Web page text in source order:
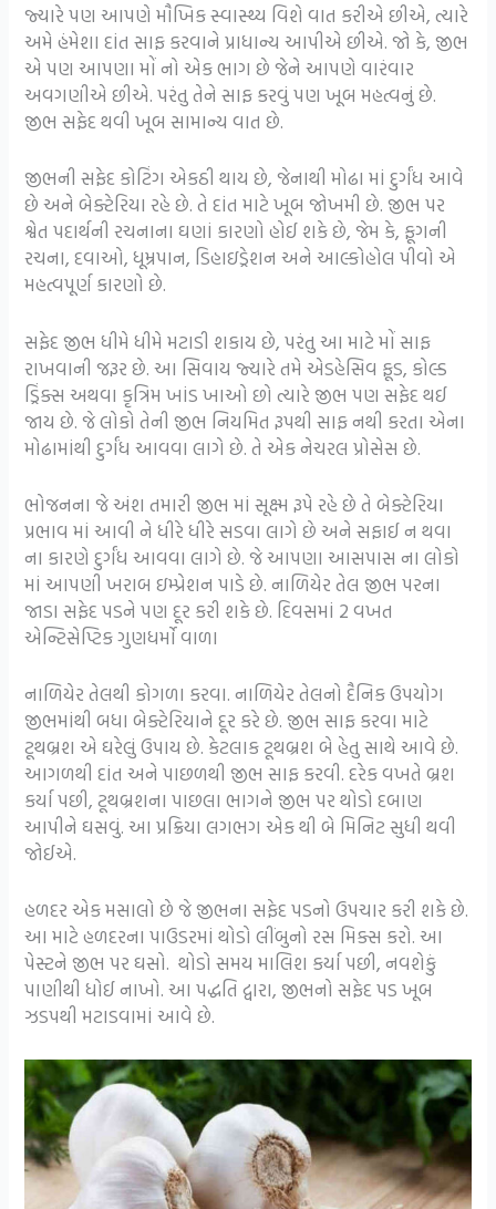
જ્યારે પણ આપણે મૌખિક સ્વાસ્થ્ય વિશે વાત કરીએ છીએ, ત્યારે
અમે હંમેશા દાંત સાફ કરવાને પ્રાધાન્ય આપીએ છીએ. જો કે, જીભ
એ પણ આપણા મોં નો એક ભાગ છે જેને આપણે વારંવાર
અવગણીએ છીએ. પરંતુ તેને સાફ કરવું પણ ખૂબ મહત્વનું છે.
જીભ સફેદ થવી ખૂબ સામાન્ય વાત છે.
જીભની સફેદ કોટિંગ એકઠી થાય છે, જેનાથી મોઢા માં દુર્ગંધ આવે
છે અને બેક્ટેરિયા રહે છે. તે દાંત માટે ખૂબ જોખમી છે. જીભ પર
શ્વેત પદાર્થની રચનાના ઘણાં કારણો હોઈ શકે છે, જેમ કે, ફૂગની
રચના, દવાઓ, ધૂમ્રપાન, ડિહાઇડ્રેશન અને આલ્કોહોલ પીવો એ
મહત્વપૂર્ણ કારણો છે.
સફેદ જીભ ધીમે ધીમે મટાડી શકાય છે, પરંતુ આ માટે મોં સાફ
રાખવાની જરૂર છે. આ સિવાય જ્યારે તમે એડહેસિવ ફૂડ, કોલ્ડ
ડ્રિંક્સ અથવા કૃત્રિમ ખાંડ ખાઓ છો ત્યારે જીભ પણ સફેદ થઈ
જાય છે. જે લોકો તેની જીભ નિયમિત રૂપથી સાફ નથી કરતા એના
મોઢામાંથી દુર્ગંધ આવવા લાગે છે. તે એક નેચરલ પ્રોસેસ છે.
ભોજનના જે અંશ તમારી જીભ માં સૂક્ષ્મ રૂપે રહે છે તે બેક્ટેરિયા
પ્રભાવ માં આવી ને ધીરે ધીરે સડવા લાગે છે અને સફાઈ ન થવા
ના કારણે દુર્ગંધ આવવા લાગે છે. જે આપણા આસપાસ ના લોકો
માં આપણી ખરાબ ઇમ્પ્રેશન પાડે છે. નાળિયેર તેલ જીભ પરના
જાડા સફેદ પડને પણ દૂર કરી શકે છે. દિવસમાં 2 વખત
એન્ટિસેપ્ટિક ગુણધર્મો વાળા
નાળિયેર તેલથી કોગળા કરવા. નાળિયેર તેલનો દૈનિક ઉપયોગ
જીભમાંથી બધા બેક્ટેરિયાને દૂર કરે છે. જીભ સાફ કરવા માટે
ટૂથબ્રશ એ ઘરેલું ઉપાય છે. કેટલાક ટૂથબ્રશ બે હેતુ સાથે આવે છે.
આગળથી દાંત અને પાછળથી જીભ સાફ કરવી. દરેક વખતે બ્રશ
કર્યા પછી, ટૂથબ્રશના પાછલા ભાગને જીભ પર થોડો દબાણ
આપીને ઘસવું. આ પ્રક્રિયા લગભગ એક થી બે મિનિટ સુધી થવી
જોઈએ.
હળદર એક મસાલો છે જે જીભના સફેદ પડનો ઉપચાર કરી શકે છે.
આ માટે હળદરના પાઉડરમાં થોડો લીંબુનો રસ મિક્સ કરો. આ
પેસ્ટને જીભ પર ઘસો. થોડો સમય માલિશ કર્યા પછી, નવશેકું
પાણીથી ધોઈ નાખો. આ પદ્ધતિ દ્વારા, જીભનો સફેદ પડ ખૂબ
ઝડપથી મટાડવામાં આવે છે.